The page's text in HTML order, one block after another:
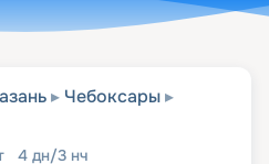
Чебоксары
4 дн/3 нч